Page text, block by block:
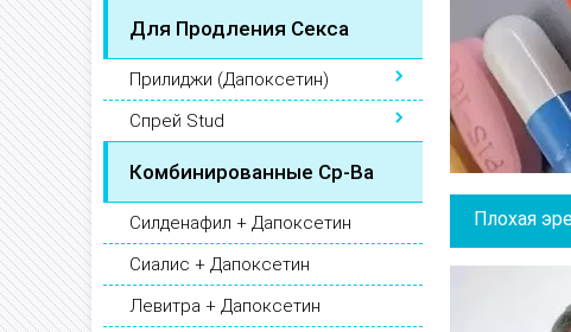
Для Продления Секса
Прилиджи (Дапоксетин)
Спрей Stud
Комбинированные Ср-Ва
Силденафил + Дапоксетин
Сиалис + Дапоксетин
Левитра + Дапоксетин
Плохая